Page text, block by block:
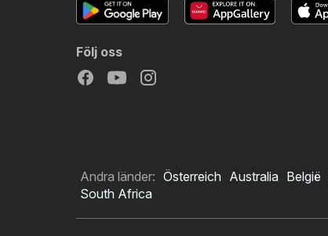
Följ oss
Andra länder: Österreich Australia België
South Africa